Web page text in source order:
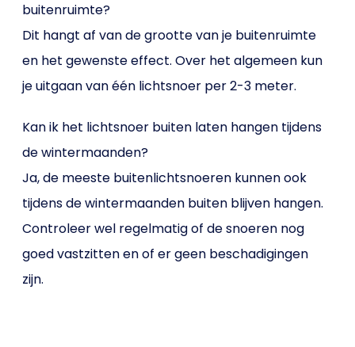
buitenruimte?
Dit hangt af van de grootte van je buitenruimte
en het gewenste effect. Over het algemeen kun
je uitgaan van één lichtsnoer per 2-3 meter.
Kan ik het lichtsnoer buiten laten hangen tijdens
de wintermaanden?
Ja, de meeste buitenlichtsnoeren kunnen ook
tijdens de wintermaanden buiten blijven hangen.
Controleer wel regelmatig of de snoeren nog
goed vastzitten en of er geen beschadigingen
zijn.